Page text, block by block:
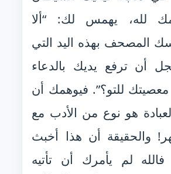
لله، يهمس لك: “ألا
المصحف بهذه اليد التي
أن ترفع يديك بالدعاء
للتو؟”. فيوهمك أن
هو نوع من الأدب مع
والحقيقة أن هذا أخبث
فالله لم يأمرك أن تأتيه